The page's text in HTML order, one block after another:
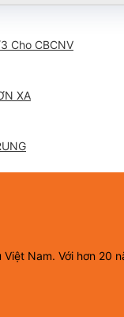
Cho CBCNV
XA
Nam. Với hơn